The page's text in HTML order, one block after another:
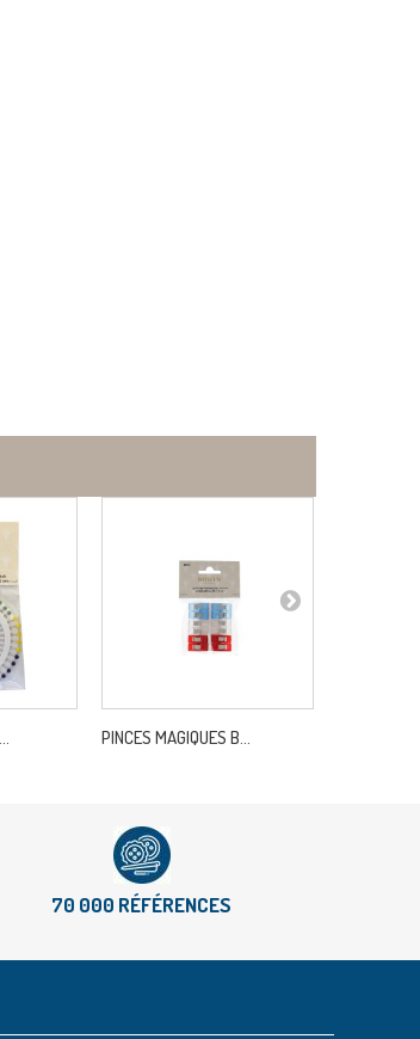
PINCES MAGIQUES B...
70 000 RÉFÉRENCES